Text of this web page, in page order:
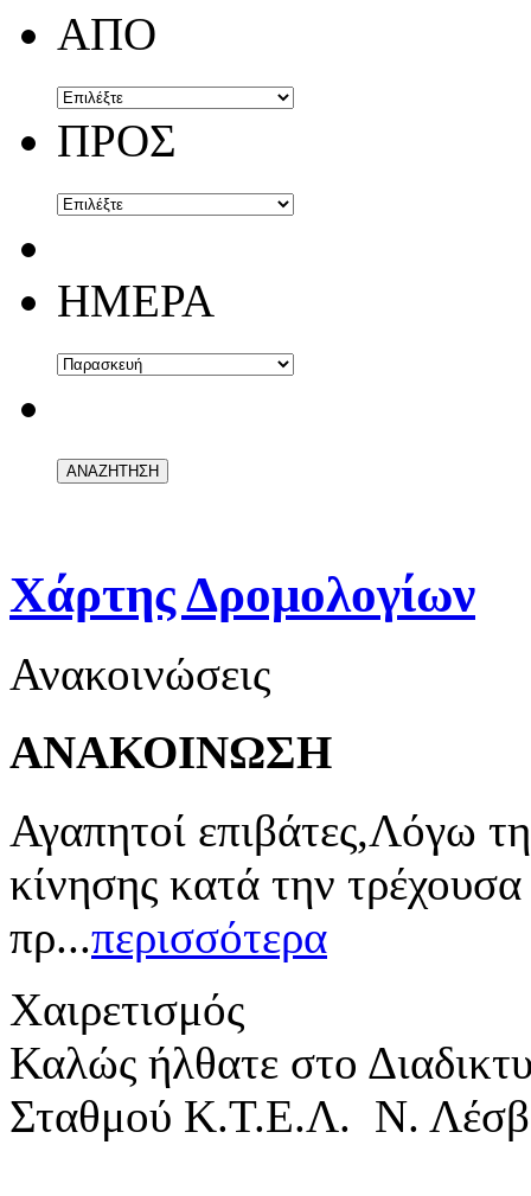
ΑΠΟ
ΠΡΟΣ
ΗΜΕΡΑ
Χάρτης Δρομολογίων
Ανακοινώσεις
ΑΝΑΚΟΙΝΩΣΗ
Αγαπητοί επιβάτες,Λόγω
κίνησης κατά την
πρ...περισσότερα
Χαιρετισμός
Καλώς ήλθατε στο
Σταθμού Κ.Τ.Ε.Λ. Ν.